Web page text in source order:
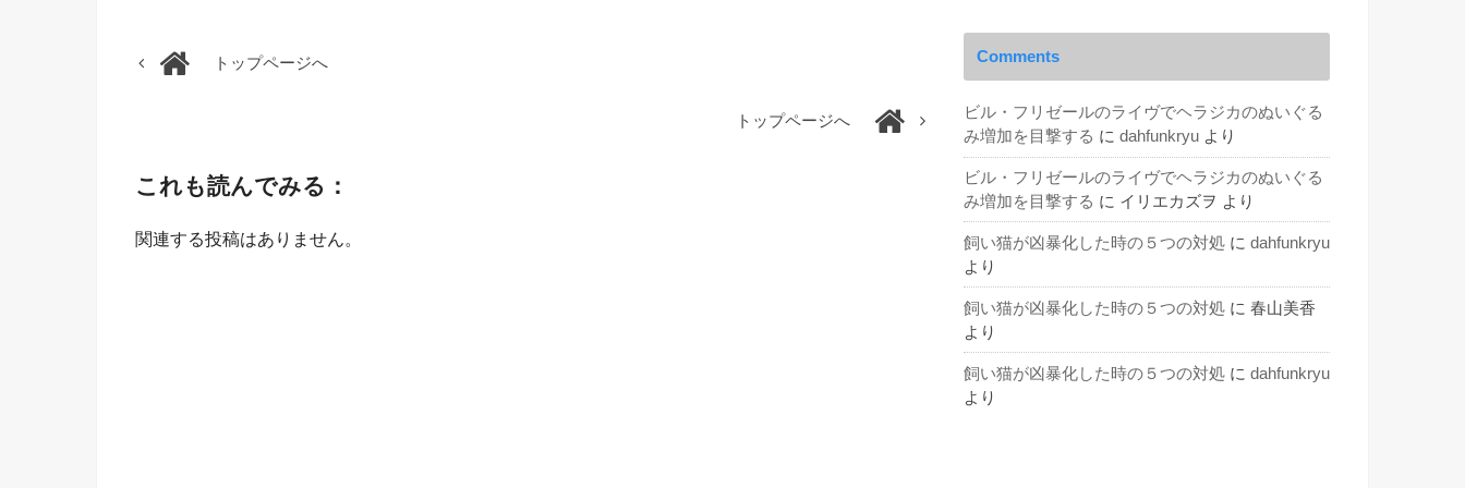
トップページへ
トップページへ
これも読んでみる：
関連する投稿はありません。
Comments
ビル・フリゼールのライヴでヘラジカのぬいぐる
み増加を目撃する に dahfunkryu より
ビル・フリゼールのライヴでヘラジカのぬいぐる
み増加を目撃する に イリエカズヲ より
飼い猫が凶暴化した時の５つの対処 に dahfunkryu
より
飼い猫が凶暴化した時の５つの対処 に 春山美香
より
飼い猫が凶暴化した時の５つの対処 に dahfunkryu
より